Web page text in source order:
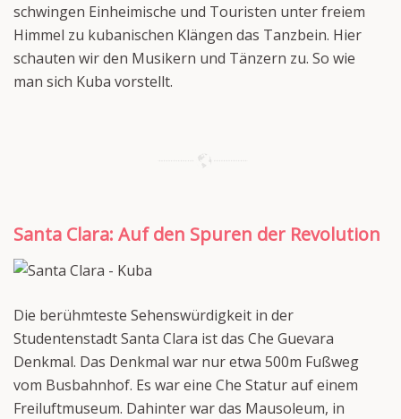
schwingen Einheimische und Touristen unter freiem
Himmel zu kubanischen Klängen das Tanzbein. Hier
schauten wir den Musikern und Tänzern zu. So wie
man sich Kuba vorstellt.
Santa Clara: Auf den Spuren der Revolution
Die berühmteste Sehenswürdigkeit in der
Studentenstadt Santa Clara ist das Che Guevara
Denkmal. Das Denkmal war nur etwa 500m Fußweg
vom Busbahnhof. Es war eine Che Statur auf einem
Freiluftmuseum. Dahinter war das Mausoleum, in